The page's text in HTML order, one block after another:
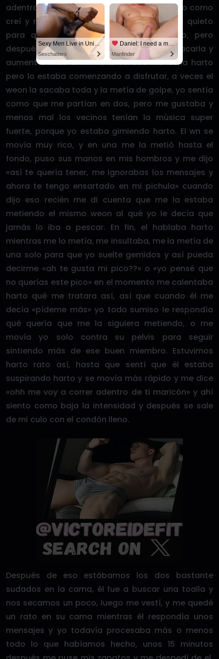
adentro me di cuenta que no me dolía tanto como
creí y menos mal se quedó unos minutos quieto
para que yo me acostumbrara un poco, pero
después empezó de a poco a meterla y sacarla y
aumentar más el ritmo, la verdad me dolía harto
pero lo estaba comenzando a disfrutar, a veces el
weon la sacaba toda y la metía de golpe, yo sentía
como que me partían en dos, pero me gustaba y
menos mal los vecinos tenían la música super
fuerte, porque yo estaba gimiendo harto. El wn se
movía muy rico, y en una me la metió hasta el
fondo, puso sus manos en mis hombros y me dijo
«así te quería tener, me ignorabas los mensajes y
ahora te tengo ensartado en mi pichula» cuando
dijo eso recién me di cuenta que me la estaba
metiendo el mismo weon al qué yo le decía que
jamás lo iba a pescar. En fin, el hablaba harto
mientras me lo metía, me insultaba, me la metía de
una solo para que yo suelte gemidos y así pueda
decirme «ah te gusta mi pico??» o «yo pensé que
no querías este pico» en el momento me calentaba
harto qué me tratara así, así que cuando él me
decía «pídeme más» yo todo sumiso le respondía
qué quería que me la siguiera metiendo, o me
movía yo solo contra su pelvis para seguir
sintiendo más de ese buen miembro. Estuvimos
harto rato así, hasta que sentí que él estaba
suspirando harto y se movía más rápido y me dice
«ohh me voy a correr adentro de ti maricón» y ahí
siento como baja la intensidad y después se sale
de mi culo con el condón lleno.
Después de eso estábamos los dos bastante
sudados en la cama, él fue a buscar una toalla y
nos secamos un poco, luego me vestí, y me quedé
un rato en su cama mientras él respondía unos
mensajes y yo todavía procesaba más o menos
todo lo que habíamos hecho, unos 15 minutos
Sexy Men Live in United States
Sexchatters
Daniel: I need a man for a spicy night...
Manfinder